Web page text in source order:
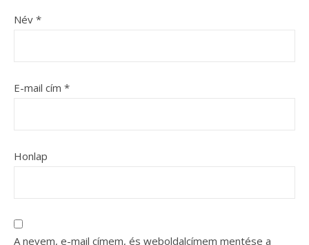
Név *
E-mail cím *
Honlap
A nevem, e-mail címem, és weboldalcímem mentése a